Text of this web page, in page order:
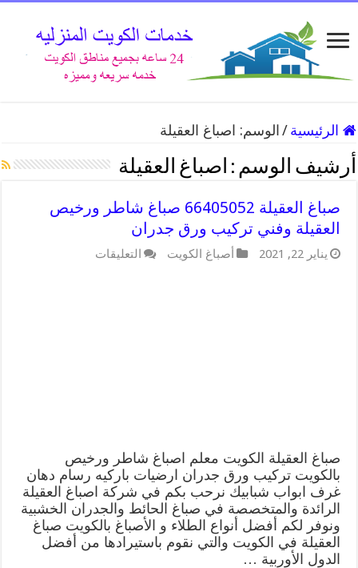
الرئيسية / الوسم: اصباغ العقيلة
أرشيف الوسم : اصباغ العقيلة
صباغ العقيلة 66405052 صباغ شاطر ورخيص
العقيلة وفني تركيب ورق جدران
يناير 22, 2021 أصباغ الكويت التعليقات
صباغ العقيلة الكويت معلم اصباغ شاطر ورخيص
بالكويت تركيب ورق جدران ارضيات باركيه رسام دهان
غرف ابواب شبابيك نرحب بكم في شركة اصباغ العقيلة
الرائدة والمتخصصة في صباغ الحائط والجدران الخشبية
ونوفر لكم أفضل أنواع الطلاء و الأصباغ بالكويت صباغ
العقيلة في الكويت والتي نقوم باستيرادها من أفضل
الدول الأوربية …